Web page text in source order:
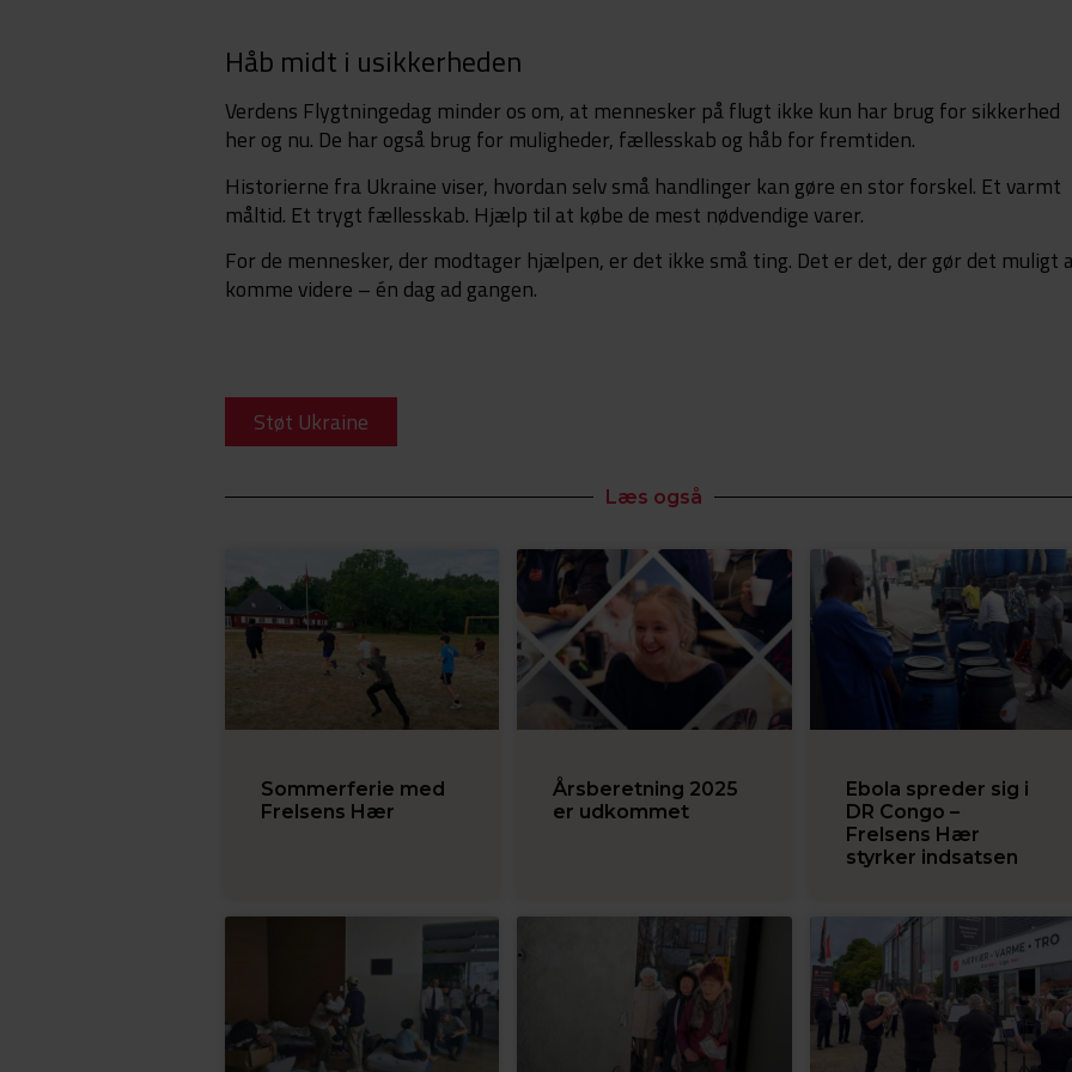
Håb midt i usikkerheden
Verdens Flygtningedag minder os om, at mennesker på flugt ikke kun har brug for sikkerhed
her og nu. De har også brug for muligheder, fællesskab og håb for fremtiden.
Historierne fra Ukraine viser, hvordan selv små handlinger kan gøre en stor forskel. Et varmt
måltid. Et trygt fællesskab. Hjælp til at købe de mest nødvendige varer.
For de mennesker, der modtager hjælpen, er det ikke små ting. Det er det, der gør det muligt
komme videre – én dag ad gangen.
Støt Ukraine
Læs også
Sommerferie med
Frelsens Hær
Årsberetning 2025
er udkommet
Ebola spreder sig i
DR Congo –
Frelsens Hær
styrker indsatsen